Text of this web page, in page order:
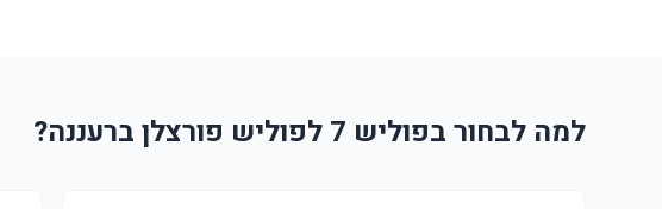
למה לבחור בפוליש 7 לפוליש פורצלן ברעננה?